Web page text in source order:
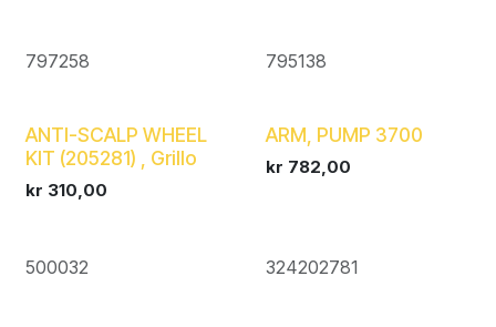
797258 795138
ANTI-SCALP WHEEL
KIT (205281) , Grillo
kr 310,00
500032
ARM, PUMP 3700
kr 782,00
324202781